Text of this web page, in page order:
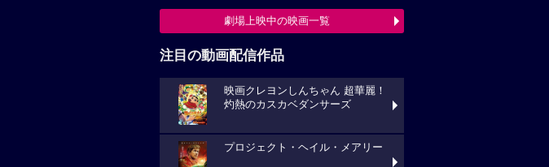
劇場上映中の映画一覧
注目の動画配信作品
映画クレヨンしんちゃん 超華麗！
灼熱のカスカベダンサーズ
プロジェクト・ヘイル・メアリー